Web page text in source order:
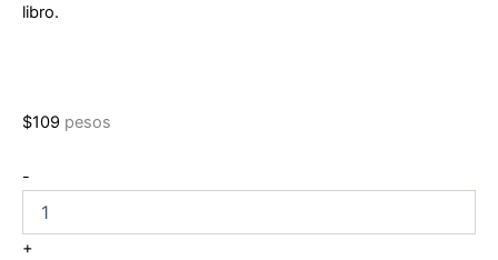
libro.
$109 pesos
-
Respiración
del
Corazón
+